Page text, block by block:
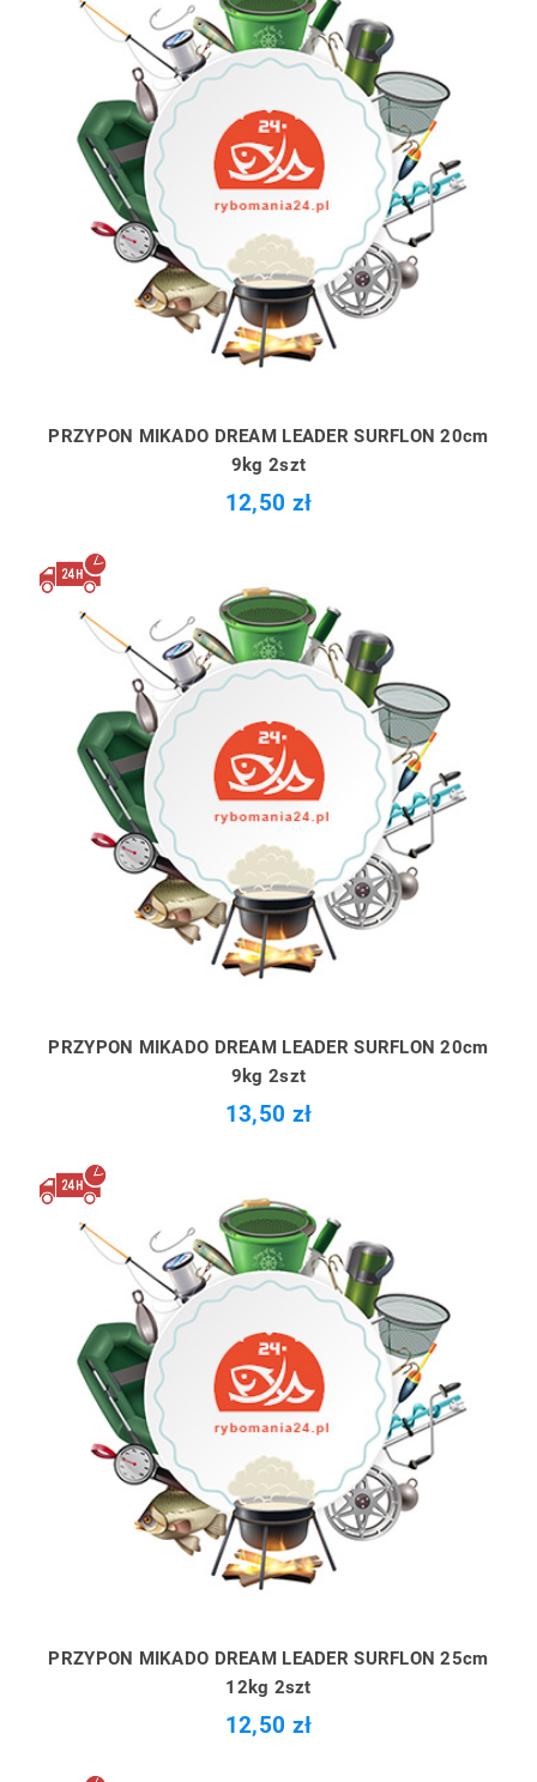
PRZYPON MIKADO DREAM LEADER SURFLON 20cm
9kg 2szt
12,50 zł
PRZYPON MIKADO DREAM LEADER SURFLON 20cm
9kg 2szt
13,50 zł
PRZYPON MIKADO DREAM LEADER SURFLON 25cm
12kg 2szt
12,50 zł